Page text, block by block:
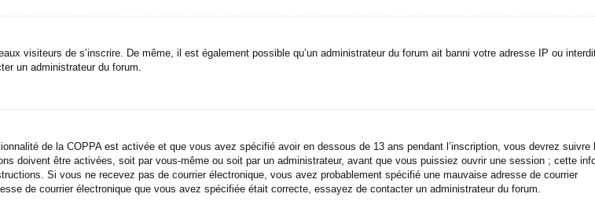
visiteurs de s’inscrire. De même, il est également possible qu’un administrateur du forum ait banni votre adresse IP ou
un administrateur du forum.
de la COPPA est activée et que vous avez spécifié avoir en dessous de 13 ans pendant l’inscription, vous devrez suivre
doivent être activées, soit par vous-même ou soit par un administrateur, avant que vous puissiez ouvrir une session ; cette
Si vous ne recevez pas de courrier électronique, vous avez probablement spécifié une mauvaise adresse de courrier
de courrier électronique que vous avez spécifiée était correcte, essayez de contacter un administrateur du forum.